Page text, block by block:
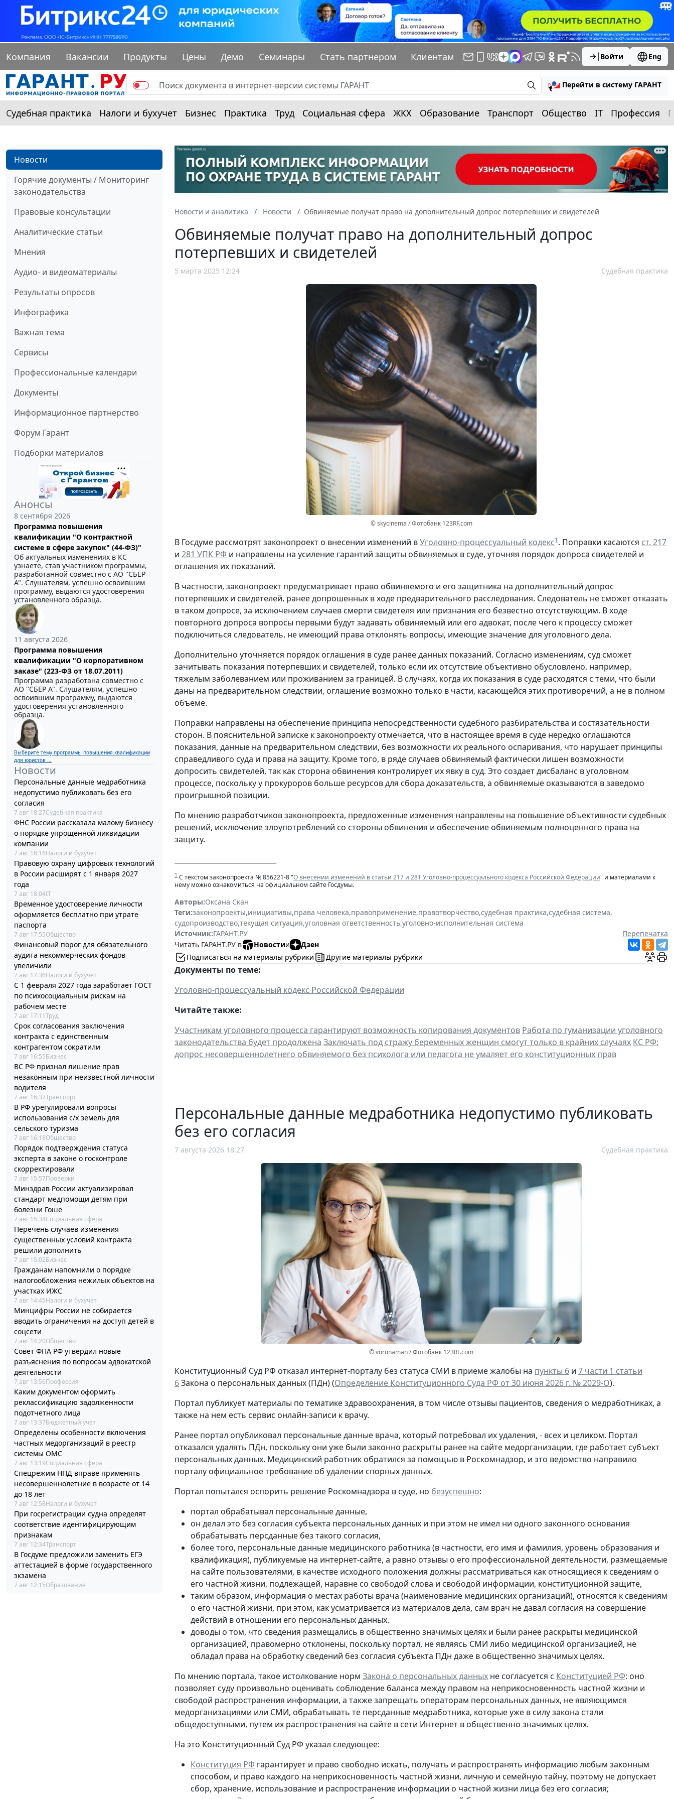
Компания Вакансии Продукты Цены Демо Семинары Стать партнером Клиентам Войти Eng
Перейти в систему ГАРАНТ
Судебная практика Налоги и бухучет Бизнес Практика Труд Социальная сфера ЖКХ Образование Транспорт Общество IT Профессия
Новости
Горячие документы / Мониторинг
законодательства
Правовые консультации
Аналитические статьи
Мнения
Аудио- и видеоматериалы
Результаты опросов
Инфографика
Важная тема
Сервисы
Профессиональные календари
Документы
Информационное партнерство
Форум Гарант
Подборки материалов
Анонсы
8 сентября 2026
Программа повышения
квалификации "О контрактной
системе в сфере закупок" (44-ФЗ)"
Об актуальных изменениях в КС
узнаете, став участником программы,
разработанной совместно с АО ''СБЕР
А". Слушателям, успешно освоившим
программу, выдаются удостоверения
установленного образца.
11 августа 2026
Программа повышения
квалификации "О корпоративном
заказе" (223-ФЗ от 18.07.2011)
Программа разработана совместно с
АО ''СБЕР А". Слушателям, успешно
освоившим программу, выдаются
удостоверения установленного
образца.
Выберите тему программы повышения квалификации
для юристов ...
Новости
Персональные данные медработника
недопустимо публиковать без его
согласия
7 авг 18:27Судебная практика
ФНС России рассказала малому бизнесу
о порядке упрощенной ликвидации
компании
7 авг 18:16Налоги и бухучет
Правовую охрану цифровых технологий
в России расширят с 1 января 2027
года
7 авг 18:04IT
Временное удостоверение личности
оформляется бесплатно при утрате
паспорта
7 авг 17:55Общество
Финансовый порог для обязательного
аудита некоммерческих фондов
увеличили
7 авг 17:36Налоги и бухучет
С 1 февраля 2027 года заработает ГОСТ
по психосоциальным рискам на
рабочем месте
7 авг 17:11Труд
Срок согласования заключения
контракта с единственным
контрагентом сократили
7 авг 16:55Бизнес
ВС РФ признал лишение прав
незаконным при неизвестной личности
водителя
7 авг 16:37Транспорт
В РФ урегулировали вопросы
использования с/х земель для
сельского туризма
7 авг 16:18Общество
Порядок подтверждения статуса
эксперта в законе о госконтроле
скорректировали
7 авг 15:57Проверки
Минздрав России актуализировал
стандарт медпомощи детям при
болезни Гоше
7 авг 15:34Социальная сфера
Перечень случаев изменения
существенных условий контракта
решили дополнить
7 авг 15:02Бизнес
Гражданам напомнили о порядке
налогообложения нежилых объектов на
участках ИЖС
7 авг 14:45Налоги и бухучет
Минцифры России не собирается
вводить ограничения на доступ детей в
соцсети
7 авг 14:20Общество
Совет ФПА РФ утвердил новые
разъяснения по вопросам адвокатской
деятельности
7 авг 13:56Профессия
Каким документом оформить
реклассификацию задолженности
подотчетного лица
7 авг 13:37Бюджетный учет
Определены особенности включения
частных медорганизаций в реестр
системы ОМС
7 авг 13:19Социальная сфера
Спецрежим НПД вправе применять
несовершеннолетние в возрасте от 14
до 18 лет
7 авг 12:58Налоги и бухучет
При госрегистрации судна определят
соответствие идентифицирующим
признакам
7 авг 12:34Транспорт
В Госдуме предложили заменить ЕГЭ
аттестацией в форме государственного
экзамена
7 авг 12:15Образование
Новости и аналитика Новости Обвиняемые получат право на дополнительный допрос потерпевших и свидетелей
Обвиняемые получат право на дополнительный допрос
потерпевших и свидетелей
5 марта 2025 12:24 Судебная практика
© skycinema / Фотобанк 123RF.com
В Госдуме рассмотрят законопроект о внесении изменений вУголовно-процессуальный кодекс1. Поправки касаются ст. 217
и 281 УПК РФ и направлены на усиление гарантий защиты обвиняемых в суде, уточняя порядок допроса свидетелей и
оглашения их показаний.
В частности, законопроект предусматривает право обвиняемого и его защитника на дополнительный допрос
потерпевших и свидетелей, ранее допрошенных в ходе предварительного расследования. Следователь не сможет отказать
в таком допросе, за исключением случаев смерти свидетеля или признания его безвестно отсутствующим. В ходе
повторного допроса вопросы первыми будут задавать обвиняемый или его адвокат, после чего к процессу сможет
подключиться следователь, не имеющий права отклонять вопросы, имеющие значение для уголовного дела.
Дополнительно уточняется порядок оглашения в суде ранее данных показаний. Согласно изменениям, суд сможет
зачитывать показания потерпевших и свидетелей, только если их отсутствие объективно обусловлено, например,
тяжелым заболеванием или проживанием за границей. В случаях, когда их показания в суде расходятся с теми, что были
даны на предварительном следствии, оглашение возможно только в части, касающейся этих противоречий, а не в полном
объеме.
Поправки направлены на обеспечение принципа непосредственности судебного разбирательства и состязательности
сторон. В пояснительной записке к законопроекту отмечается, что в настоящее время в суде нередко оглашаются
показания, данные на предварительном следствии, без возможности их реального оспаривания, что нарушает принципы
справедливого суда и права на защиту. Кроме того, в ряде случаев обвиняемый фактически лишен возможности
допросить свидетелей, так как сторона обвинения контролирует их явку в суд. Это создает дисбаланс в уголовном
процессе, поскольку у прокуроров больше ресурсов для сбора доказательств, а обвиняемые оказываются в заведомо
проигрышной позиции.
По мнению разработчиков законопроекта, предложенные изменения направлены на повышение объективности судебных
решений, исключение злоупотреблений со стороны обвинения и обеспечение обвиняемым полноценного права на
защиту.
1 С текстом законопроекта № 856221-8 "О внесении изменений в статьи 217 и 281 Уголовно-процессуального кодекса Российской Федерации" и материалами к
нему можно ознакомиться на официальном сайте Госдумы.
Авторы:Оксана Скан
Теги:законопроекты,инициативы,права человека,правоприменение,правотворчество,судебная практика,судебная система,
судопроизводство,текущая ситуация,уголовная ответственность,уголовно-исполнительная система
Источник:ГАРАНТ.РУ
Перепечатка
Читать ГАРАНТ.РУ в
Новостии
Дзен
Подписаться на материалы рубрики
Другие материалы рубрики
Документы по теме:
Уголовно-процессуальный кодекс Российской Федерации
Читайте также:
Участникам уголовного процесса гарантируют возможность копирования документов Работа по гуманизации уголовного
законодательства будет продолжена Заключать под стражу беременных женщин смогут только в крайних случаях КС РФ:
допрос несовершеннолетнего обвиняемого без психолога или педагога не умаляет его конституционных прав
Персональные данные медработника недопустимо публиковать
без его согласия
7 августа 2026 18:27 Судебная практика
© voronaman / Фотобанк 123RF.com
Конституционный Суд РФ отказал интернет-порталу без статуса СМИ в приеме жалобы на пункты 6 и 7 части 1 статьи
6Закона о персональных данных (ПДн) (Определение Конституционного Суда РФ от 30 июня 2026 г. № 2029-О).
Портал публикует материалы по тематике здравоохранения, в том числе отзывы пациентов, сведения о медработниках, а
также на нем есть сервис онлайн-записи к врачу.
Ранее портал опубликовал персональные данные врача, который потребовал их удаления, - всех и целиком. Портал
отказался удалять ПДн, поскольку они уже были законно раскрыты ранее на сайте медорганизации, где работает субъект
персональных данных. Медицинский работник обратился за помощью в Роскомнадзор, и это ведомство направило
порталу официальное требование об удалении спорных данных.
Портал попытался оспорить решение Роскомнадзора в суде, но безуспешно:
портал обрабатывал персональные данные,
он делал это без согласия субъекта персональных данных и при этом не имел ни одного законного основания
обрабатывать персданные без такого согласия,
более того, персональные данные медицинского работника (в частности, его имя и фамилия, уровень образования и
квалификация), публикуемые на интернет-сайте, а равно отзывы о его профессиональной деятельности, размещаемые
на сайте пользователями, в качестве исходного положения должны рассматриваться как относящиеся к сведениям о
его частной жизни, подлежащей, наравне со свободой слова и свободой информации, конституционной защите,
таким образом, информация о местах работы врача (наименование медицинских организаций), относятся к сведениям
о его частной жизни, при этом, как усматривается из материалов дела, сам врач не давал согласия на совершение
действий в отношении его персональных данных.
доводы о том, что сведения размещались в общественно значимых целях и были ранее раскрыты медицинской
организацией, правомерно отклонены, поскольку портал, не являясь СМИ либо медицинской организацией, не
обладал права на обработку сведений без согласия субъекта ПДн даже в общественно значимых целях.
По мнению портала, такое истолкование норм Закона о персональных данных не согласуется с Конституцией РФ: оно
позволяет суду произвольно оценивать соблюдение баланса между правом на неприкосновенность частной жизни и
свободой распространения информации, а также запрещать операторам персональных данных, не являющимся
медорганизациями или СМИ, обрабатывать те персданные медработника, которыеуже в силу закона стали
общедоступными, путем их распространения на сайте в сети Интернет в общественно значимых целях.
На это Конституционный Суд РФ указал следующее:
Конституция РФ гарантирует и право свободно искать, получать и распространять информацию любым законным
способом, и право каждого на неприкосновенность частной жизни, личную и семейную тайну, поэтому не допускает
сбор, хранение, использование и распространение информации о частной жизни лица без его согласия;